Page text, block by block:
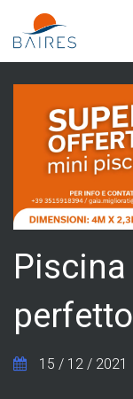
main
content
15 / 12 / 2021